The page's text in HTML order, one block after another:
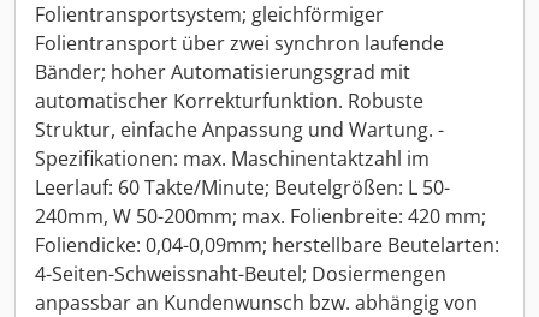
Folientransportsystem; gleichförmiger
Folientransport über zwei synchron laufende
Bänder; hoher Automatisierungsgrad mit
automatischer Korrekturfunktion. Robuste
Struktur, einfache Anpassung und Wartung. -
Spezifikationen: max. Maschinentaktzahl im
Leerlauf: 60 Takte/Minute; Beutelgrößen: L 50-
240mm, W 50-200mm; max. Folienbreite: 420 mm;
Foliendicke: 0,04-0,09mm; herstellbare Beutelarten:
4-Seiten-Schweissnaht-Beutel; Dosiermengen
anpassbar an Kundenwunsch bzw. abhängig von